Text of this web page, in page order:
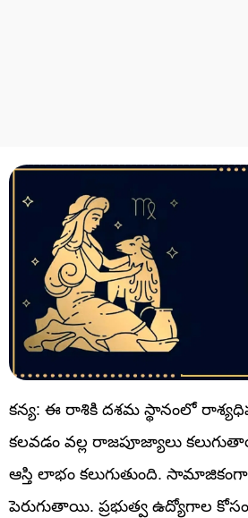
కన్య: ఈ రాశికి దశమ స్థానంలో
కలవడం వల్ల రాజపూజ్యాలు
ఆస్తి లాభం కలుగుతుంది.
పెరుగుతాయి. ప్రభుత్వ ఉద్యోగాల కోసం